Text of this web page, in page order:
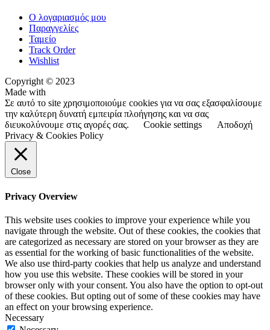
Ο λογαριασμός μου
Παραγγελίες
Ταμείο
Track Order
Wishlist
Copyright © 2023
Made with
Σε αυτό το site χρησιμοποιούμε cookies για να σας εξασφαλίσουμε
την καλύτερη δυνατή εμπειρία πλοήγησης και να σας
διευκολύνουμε στις αγορές σας.
Cookie settings
Αποδοχή
Privacy & Cookies Policy
Close
Privacy Overview
This website uses cookies to improve your experience while you
navigate through the website. Out of these cookies, the cookies that
are categorized as necessary are stored on your browser as they are
as essential for the working of basic functionalities of the website.
We also use third-party cookies that help us analyze and understand
how you use this website. These cookies will be stored in your
browser only with your consent. You also have the option to opt-out
of these cookies. But opting out of some of these cookies may have
an effect on your browsing experience.
Necessary